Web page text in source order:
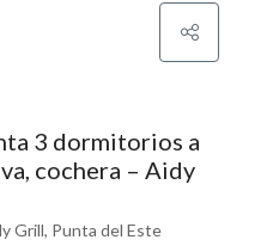
3 dormitorios a
cochera – Aidy
Grill, Punta del Este